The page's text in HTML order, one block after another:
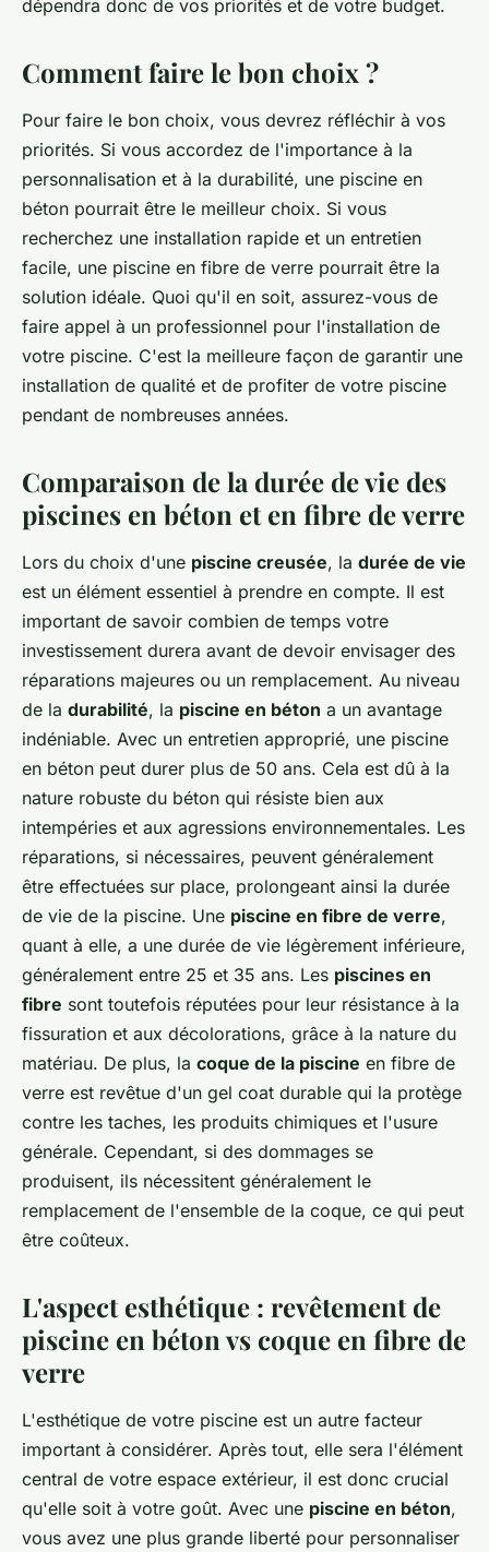
dépendra donc de vos priorités et de votre budget.
Comment faire le bon choix ?
Pour faire le bon choix, vous devrez réfléchir à vos
priorités. Si vous accordez de l'importance à la
personnalisation et à la durabilité, une piscine en
béton pourrait être le meilleur choix. Si vous
recherchez une installation rapide et un entretien
facile, une piscine en fibre de verre pourrait être la
solution idéale. Quoi qu'il en soit, assurez-vous de
faire appel à un professionnel pour l'installation de
votre piscine. C'est la meilleure façon de garantir une
installation de qualité et de profiter de votre piscine
pendant de nombreuses années.
Comparaison de la durée de vie des
piscines en béton et en fibre de verre
Lors du choix d'une piscine creusée, la durée de vie
est un élément essentiel à prendre en compte. Il est
important de savoir combien de temps votre
investissement durera avant de devoir envisager des
réparations majeures ou un remplacement. Au niveau
de la durabilité, la piscine en béton a un avantage
indéniable. Avec un entretien approprié, une piscine
en béton peut durer plus de 50 ans. Cela est dû à la
nature robuste du béton qui résiste bien aux
intempéries et aux agressions environnementales. Les
réparations, si nécessaires, peuvent généralement
être effectuées sur place, prolongeant ainsi la durée
de vie de la piscine. Une piscine en fibre de verre,
quant à elle, a une durée de vie légèrement inférieure,
généralement entre 25 et 35 ans. Les piscines en
fibre sont toutefois réputées pour leur résistance à la
fissuration et aux décolorations, grâce à la nature du
matériau. De plus, la coque de la piscine en fibre de
verre est revêtue d'un gel coat durable qui la protège
contre les taches, les produits chimiques et l'usure
générale. Cependant, si des dommages se
produisent, ils nécessitent généralement le
remplacement de l'ensemble de la coque, ce qui peut
être coûteux.
L'aspect esthétique : revêtement de
piscine en béton vs coque en fibre de
verre
L'esthétique de votre piscine est un autre facteur
important à considérer. Après tout, elle sera l'élément
central de votre espace extérieur, il est donc crucial
qu'elle soit à votre goût. Avec une piscine en béton,
vous avez une plus grande liberté pour personnaliser